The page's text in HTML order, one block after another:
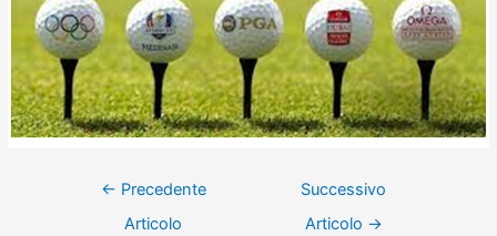
← Precedente
Articolo
Successivo
Articolo →